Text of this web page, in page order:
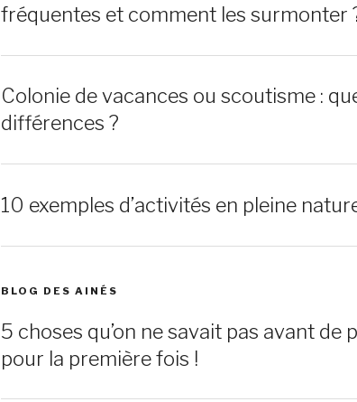
fréquentes et comment les surmonter
Colonie de vacances ou scoutisme :
différences ?
10 exemples d’activités en pleine
BLOG DES AINÉS
5 choses qu’on ne savait pas avant de
pour la première fois !